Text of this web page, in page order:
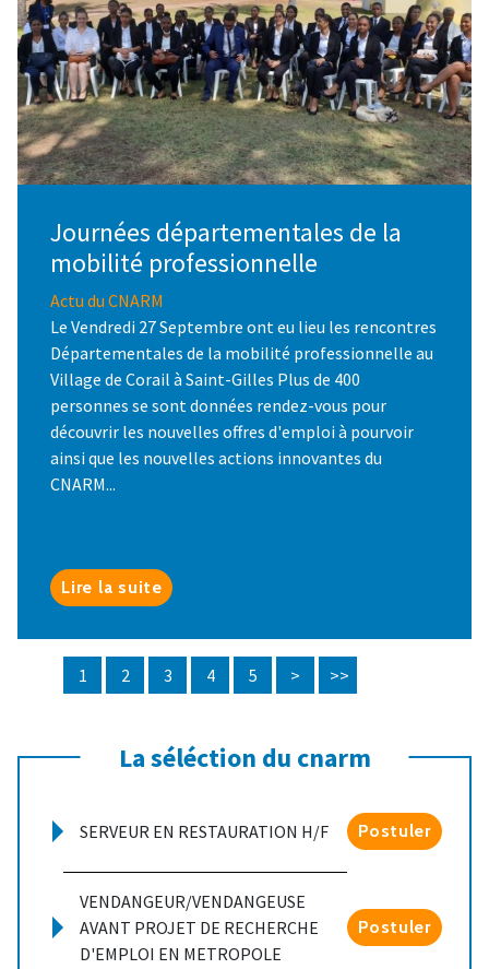
Journées départementales de la
mobilité professionnelle
Actu du CNARM
Le Vendredi 27 Septembre ont eu lieu les rencontres
Départementales de la mobilité professionnelle au
Village de Corail à Saint-Gilles Plus de 400
personnes se sont données rendez-vous pour
découvrir les nouvelles offres d'emploi à pourvoir
ainsi que les nouvelles actions innovantes du
CNARM...
Lire la suite
1 2 3 4 5 > >>
La séléction du cnarm
SERVEUR EN RESTAURATION H/F Postuler
VENDANGEUR/VENDANGEUSE
AVANT PROJET DE RECHERCHE
D'EMPLOI EN METROPOLE
Postuler